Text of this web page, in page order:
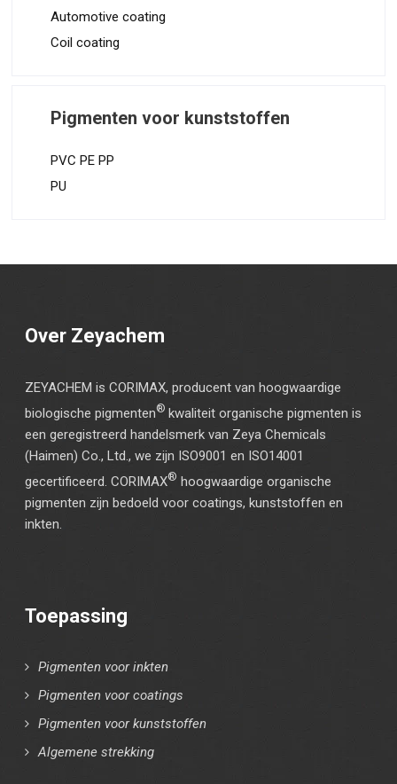
Automotive coating
Coil coating
Pigmenten voor kunststoffen
PVC PE PP
PU
Over Zeyachem
ZEYACHEM is CORIMAX, producent van hoogwaardige
biologische pigmenten®kwaliteit organische pigmenten is
een geregistreerd handelsmerk van Zeya Chemicals
(Haimen) Co., Ltd., we zijn ISO9001 en ISO14001
gecertificeerd. CORIMAX® hoogwaardige organische
pigmenten zijn bedoeld voor coatings, kunststoffen en
inkten.
Toepassing
Pigmenten voor inkten
Pigmenten voor coatings
Pigmenten voor kunststoffen
Algemene strekking